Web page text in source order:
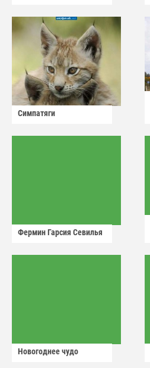
Симпатяги
Фермин Гарсия Севилья
Новогоднее чудо